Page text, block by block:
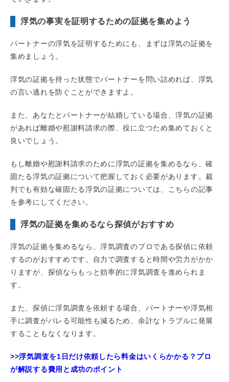
浮気の事実を証明するための証拠を集めよう
パートナーの浮気を証明するためにも、まずは浮気の証拠を
集めましょう。
浮気の証拠を持った状態でパートナーを問い詰めれば、浮気
の言い逃れを防ぐことができますよ。
また、あなたとパートナーが結婚している場合、浮気の証拠
があれば離婚や慰謝料請求の際、役に立つため集めておくと
良いでしょう。
もし離婚や慰謝料請求のために浮気の証拠を集めるなら、確
固たる浮気の証拠について把握しておく必要があります。裁
判でも有効な確固たる浮気の証拠については、こちらの記事
を参考にしてください。
浮気の証拠を集めるなら探偵がおすすめ
浮気の証拠を集めるなら、浮気調査のプロである探偵に依頼
するのがおすすめです。自力で調査すると時間や労力がかか
りますが、探偵ならもっと効率的に浮気調査を進められま
す。
また、探偵に浮気調査を依頼する場合、パートナーや浮気相
手に調査がバレる可能性も減るため、余計なトラブルに発展
することもなくなります。
>>浮気調査を1日だけ依頼したら料金はいくらかかる？プロ
が解説する費用と成功のポイント